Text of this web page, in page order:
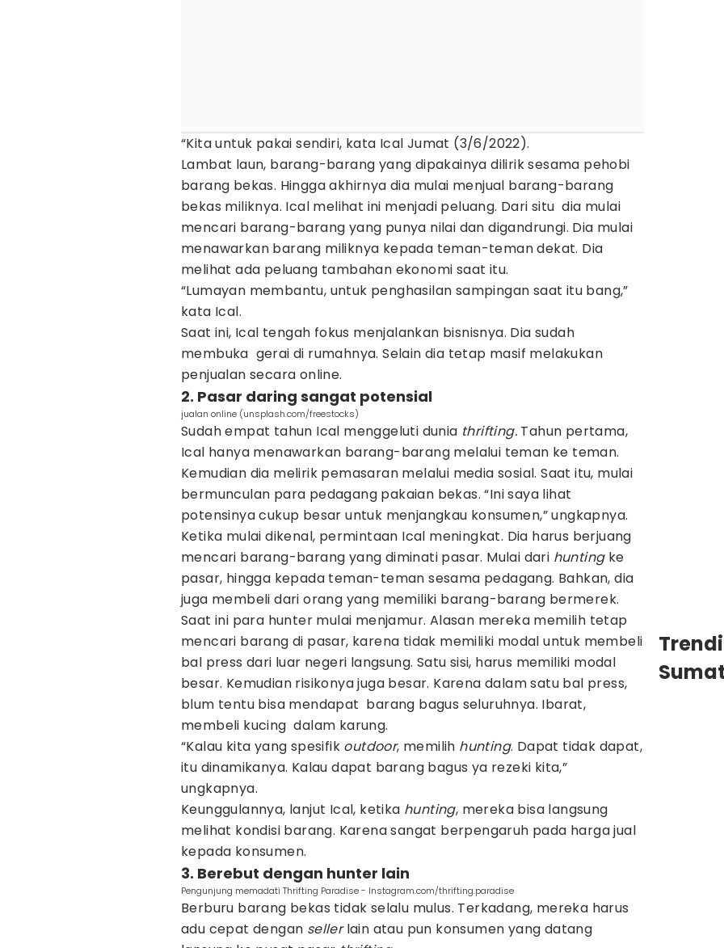
“Kita untuk pakai sendiri, kata Ical Jumat (3/6/2022).
Lambat laun, barang-barang yang dipakainya dilirik sesama pehobi
barang bekas. Hingga akhirnya dia mulai menjual barang-barang
bekas miliknya. Ical melihat ini menjadi peluang. Dari situ dia mulai
mencari barang-barang yang punya nilai dan digandrungi. Dia mulai
menawarkan barang miliknya kepada teman-teman dekat. Dia
melihat ada peluang tambahan ekonomi saat itu.
“Lumayan membantu, untuk penghasilan sampingan saat itu bang,”
kata Ical.
Saat ini, Ical tengah fokus menjalankan bisnisnya. Dia sudah
membuka gerai di rumahnya. Selain dia tetap masif melakukan
penjualan secara online.
2. Pasar daring sangat potensial
jualan online (unsplash.com/freestocks)
Sudah empat tahun Ical menggeluti dunia thrifting. Tahun pertama,
Ical hanya menawarkan barang-barang melalui teman ke teman.
Kemudian dia melirik pemasaran melalui media sosial. Saat itu, mulai
bermunculan para pedagang pakaian bekas. “Ini saya lihat
potensinya cukup besar untuk menjangkau konsumen,” ungkapnya.
Ketika mulai dikenal, permintaan Ical meningkat. Dia harus berjuang
mencari barang-barang yang diminati pasar. Mulai dari huntingke
pasar, hingga kepada teman-teman sesama pedagang. Bahkan, dia
juga membeli dari orang yang memiliki barang-barang bermerek.
Saat ini para hunter mulai menjamur. Alasan mereka memilih tetap
mencari barang di pasar, karena tidak memiliki modal untuk membeli
bal press dari luar negeri langsung. Satu sisi, harus memiliki modal
besar. Kemudian risikonya juga besar. Karena dalam satu bal press,
blum tentu bisa mendapat barang bagus seluruhnya. Ibarat,
membeli kucing dalam karung.
“Kalau kita yang spesifik outdoor, memilih hunting. Dapat tidak dapat,
itu dinamikanya. Kalau dapat barang bagus ya rezeki kita,”
ungkapnya.
Keunggulannya, lanjut Ical, ketika hunting, mereka bisa langsung
melihat kondisi barang. Karena sangat berpengaruh pada harga jual
kepada konsumen.
3. Berebut dengan hunter lain
Pengunjung memadati Thrifting Paradise - Instagram.com/thrifting.paradise
Berburu barang bekas tidak selalu mulus. Terkadang, mereka harus
adu cepat dengan sellerlain atau pun konsumen yang datang